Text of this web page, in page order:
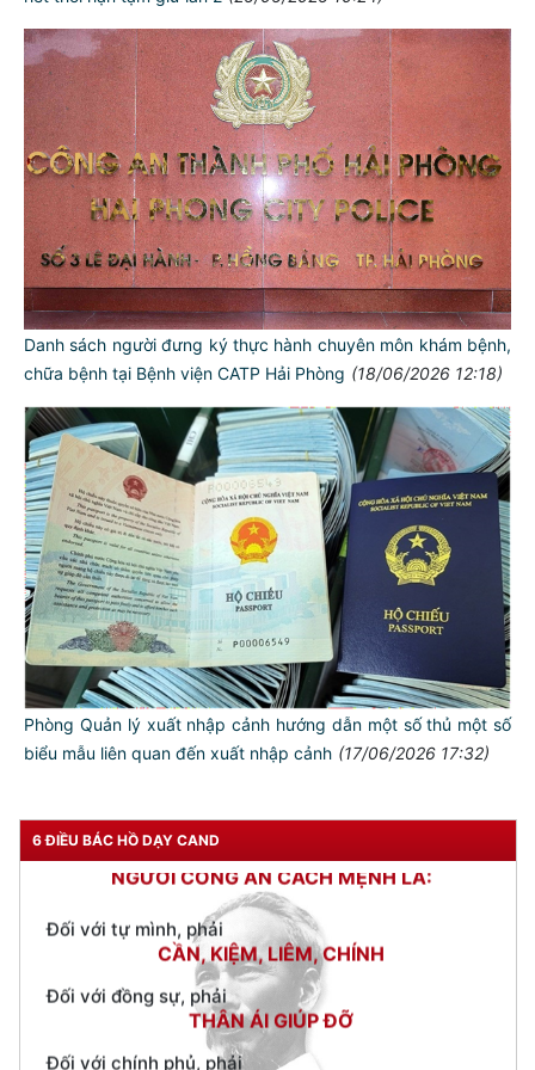
Danh sách người đưng ký thực hành chuyên môn khám bệnh,
chữa bệnh tại Bệnh viện CATP Hải Phòng (18/06/2026 12:18)
Phòng Quản lý xuất nhập cảnh hướng dẫn một số thủ một số
biểu mẫu liên quan đến xuất nhập cảnh (17/06/2026 17:32)
6 ĐIỀU BÁC HỒ DẠY CAND
Đối với tự mình, phải
CẦN, KIỆM, LIÊM, CHÍNH
Đối với đồng sự, phải
THÂN ÁI GIÚP ĐỠ
Đối với chính phủ, phải
TUYỆT ĐỐI TRUNG THÀNH
Đối với nhân dân, phải